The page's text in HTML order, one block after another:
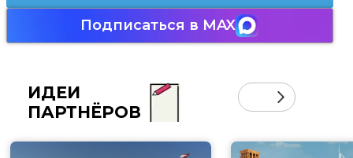
Подписаться в MAX
ИДЕИ
ПАРТНЁРОВ